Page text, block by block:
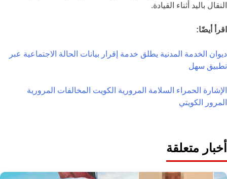
النقال باليد أثناء القيادة.
اقرأ أيضًا:
ديوان الخدمة المدنية يطلق خدمة إقرار بيانات الحالة الاجتماعية عبر
تطبيق سهل
الإشارة الحمراء السلامة المرورية الكويت المخالفات المرورية
المرور الكويتي
أخبار متعلقة